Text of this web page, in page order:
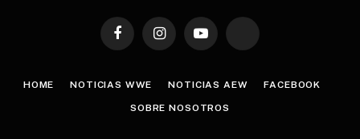
FacebookInstagramYouTube TikTok
HOME NOTICIAS WWE NOTICIAS AEW FACEBOOK
SOBRE NOSOTROS